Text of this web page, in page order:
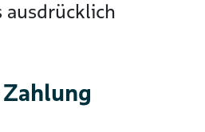
ausdrücklich